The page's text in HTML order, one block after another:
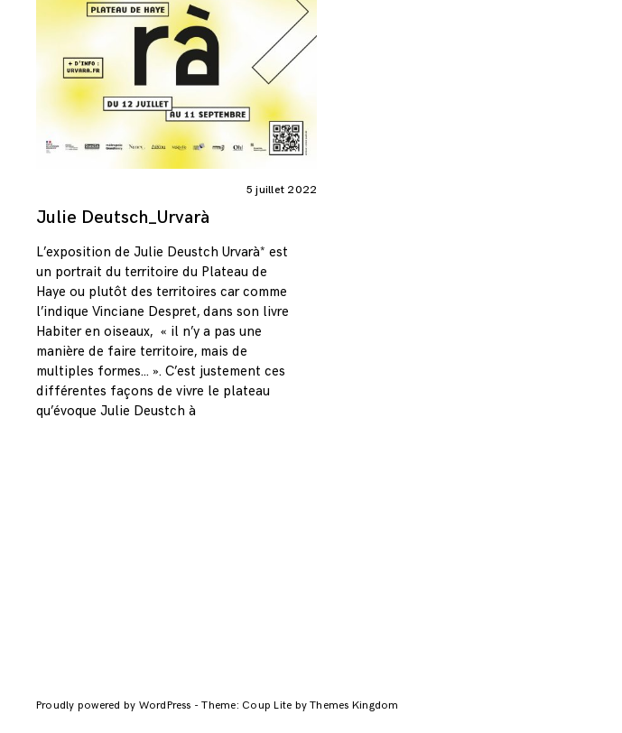
5 juillet 2022
Julie Deutsch_Urvarà
L’exposition de Julie Deustch Urvarà* est
un portrait du territoire du Plateau de
Haye ou plutôt des territoires car comme
l’indique Vinciane Despret, dans son livre
Habiter en oiseaux, « il n’y a pas une
manière de faire territoire, mais de
multiples formes… ». C’est justement ces
différentes façons de vivre le plateau
qu’évoque Julie Deustch à
Proudly powered by WordPress -Theme: Coup Lite by Themes Kingdom